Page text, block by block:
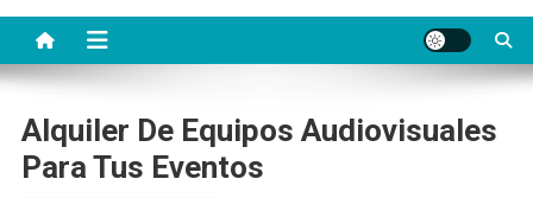
Alquiler De Equipos Audiovisuales
Para Tus Eventos